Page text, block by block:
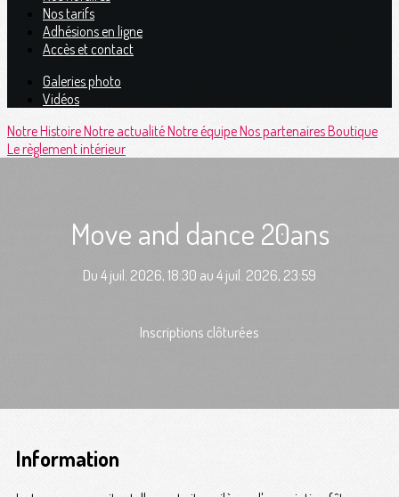
Nos tarifs
Adhésions en ligne
Accès et contact
Galeries photo
Vidéos
Notre HistoireNotre actualitéNotre équipeNos partenairesBoutique
Le règlement intérieur
Move and dance 20ans
Du 4 juil. 2026, 18:30 au 4 juil. 2026, 23:59
Inscriptions clôturées
Information